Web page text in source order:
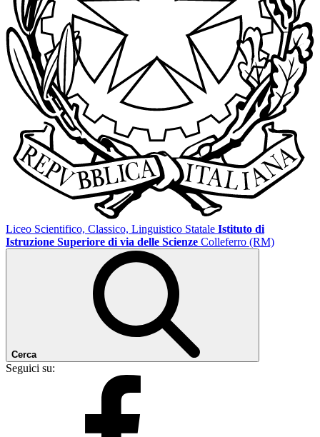
Liceo Scientifico, Classico, Linguistico Statale Istituto di
Istruzione Superiore di via delle Scienze Colleferro (RM)
Cerca
Seguici su: